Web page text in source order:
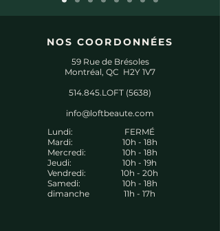
NOS COORDONNÉES
59 Rue de Brésoles
Montréal, QC H2Y 1V7
514.845.LOFT (5638)
info@loftbeaute.com
Lundi:
Mardi:
Mercredi:
Jeudi:
Vendredi:
Samedi:
dimanche
FERMÉ
10h - 18h
10h - 18h
10h - 19h
10h - 20h
10h - 18h
11h - 17h